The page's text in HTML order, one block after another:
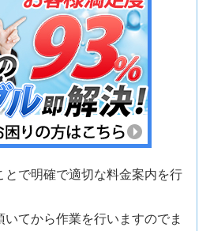
とで明確で適切な料金案内を行
てから作業を行いますのでま